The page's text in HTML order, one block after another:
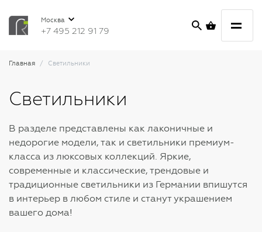
Москва
+7 495 212 91 79
Главная Светильники
Светильники
В разделе представлены как лаконичные и
недорогие модели, так и светильники премиум-
класса из люксовых коллекций. Яркие,
современные и классические, трендовые и
традиционные светильники из Германии впишутся
в интерьер в любом стиле и станут украшением
вашего дома!